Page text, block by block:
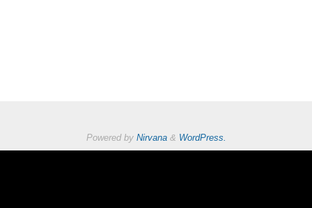
Powered by Nirvana& WordPress.